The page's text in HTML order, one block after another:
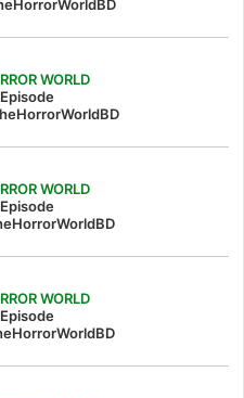
WORLD
WORLD
WORLD